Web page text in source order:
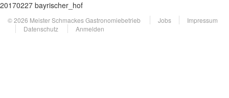
20170227 bayrischer_hof
© 2026 Meister Schmackes Gastronomiebetrieb Jobs
Impressum
Datenschutz
Anmelden